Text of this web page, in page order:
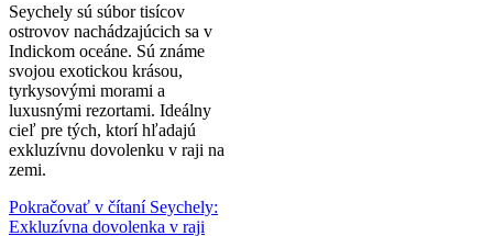
Seychely sú súbor tisícov
ostrovov nachádzajúcich sa v
Indickom oceáne. Sú známe
svojou exotickou krásou,
tyrkysovými morami a
luxusnými rezortami. Ideálny
cieľ pre tých, ktorí hľadajú
exkluzívnu dovolenku v raji na
zemi.
Pokračovať v čítaníSeychely:
Exkluzívna dovolenka v raji